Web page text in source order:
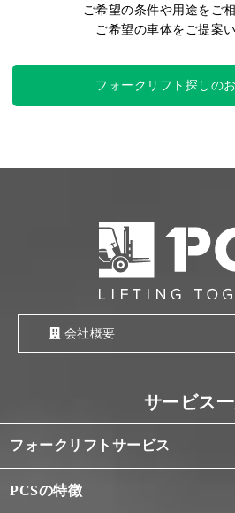
ご希望の条件や用途をご
ご希望の車体をご提案
フォークリフト探しの
会社概要
フォークリフトサービス
PCSの特徴